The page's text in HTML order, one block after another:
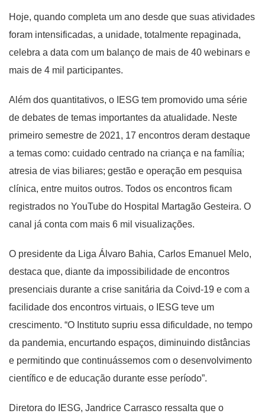
Hoje, quando completa um ano desde que suas atividades
foram intensificadas, a unidade, totalmente repaginada,
celebra a data com um balanço de mais de 40 webinars e
mais de 4 mil participantes.
Além dos quantitativos, o IESG tem promovido uma série
de debates de temas importantes da atualidade. Neste
primeiro semestre de 2021, 17 encontros deram destaque
a temas como: cuidado centrado na criança e na família;
atresia de vias biliares; gestão e operação em pesquisa
clínica, entre muitos outros. Todos os encontros ficam
registrados no YouTube do Hospital Martagão Gesteira. O
canal já conta com mais 6 mil visualizações.
O presidente da Liga Álvaro Bahia, Carlos Emanuel Melo,
destaca que, diante da impossibilidade de encontros
presenciais durante a crise sanitária da Coivd-19 e com a
facilidade dos encontros virtuais, o IESG teve um
crescimento. “O Instituto supriu essa dificuldade, no tempo
da pandemia, encurtando espaços, diminuindo distâncias
e permitindo que continuássemos com o desenvolvimento
científico e de educação durante esse período”.
Diretora do IESG, Jandrice Carrasco ressalta que o